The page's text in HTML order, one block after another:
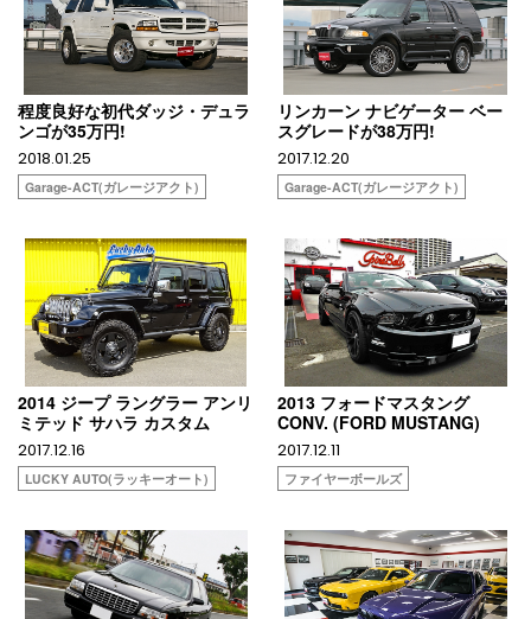
程度良好な初代ダッジ・デュラ
ンゴが35万円!
2018.01.25
Garage-ACT(ガレージアクト)
リンカーン ナビゲーター ベー
スグレードが38万円!
2017.12.20
Garage-ACT(ガレージアクト)
2014 ジープ ラングラー アンリ
ミテッド サハラ カスタム
2017.12.16
LUCKY AUTO(ラッキーオート)
2013 フォードマスタング
CONV. (FORD MUSTANG)
2017.12.11
ファイヤーボールズ